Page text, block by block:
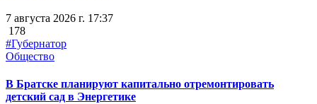
7 августа 2026 г. 17:37
178
#Губернатор
Общество
В Братске планируют капитально отремонтировать
детский сад в Энергетике